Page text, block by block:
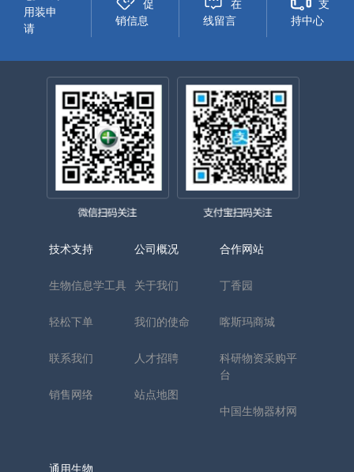
用装申
请
促
销信息
在
线留言
支
持中心
技术支持
生物信息学工具
轻松下单
联系我们
销售网络
公司概况
关于我们
我们的使命
人才招聘
站点地图
合作网站
丁香园
喀斯玛商城
科研物资采购平
台
中国生物器材网
通用生物